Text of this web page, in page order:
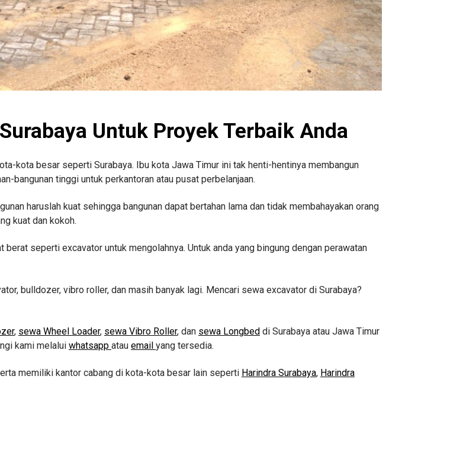
Untuk Proyek Terbaik Anda
kota besar seperti Surabaya. Ibu kota Jawa Timur ini tak henti-hentinya membangun
bangunan tinggi untuk perkantoran atau pusat perbelanjaan.
haruslah kuat sehingga bangunan dapat bertahan lama dan tidak membahayakan orang
kuat dan kokoh.
seperti excavator untuk mengolahnya. Untuk anda yang bingung dengan perawatan
bulldozer, vibro roller, dan masih banyak lagi. Mencari sewa excavator di Surabaya?
, sewa Wheel Loader, sewa Vibro Roller, dan sewa Longbed di Surabaya atau Jawa Timur
kami melalui whatsapp atau email yang tersedia.
memiliki kantor cabang di kota-kota besar lain seperti Harindra Surabaya, Harindra